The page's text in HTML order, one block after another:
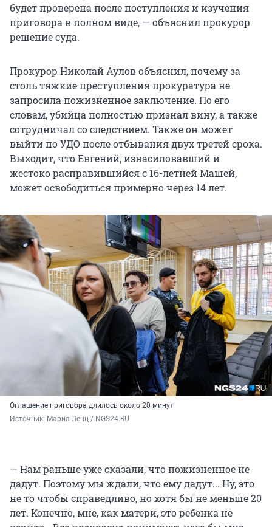
будет проверена после поступления и изучения
приговора в полном виде, — объяснил прокурор
решение суда.
Прокурор Николай Аулов объяснил, почему за
столь тяжкие преступления прокуратура не
запросила пожизненное заключение. По его
словам, убийца полностью признал вину, а также
сотрудничал со следствием. Также он может
выйти по УДО после отбывания двух третей срока.
Выходит, что Евгений, изнасиловавший и
жестоко расправившийся с 16-летней Машей,
может освободиться примерно через 14 лет.
Оглашение приговора длилось около 20 минут
Источник: Мария Ленц / NGS24.RU
— Нам раньше уже сказали, что пожизненное не
дадут. Поэтому мы ждали, что ему дадут... Ну, это
не то чтобы справедливо, но хотя бы не меньше 20
лет. Конечно, мне, как матери, это ребенка не